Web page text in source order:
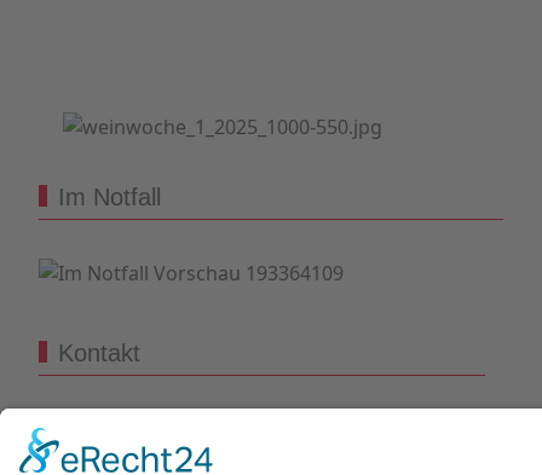
Im Notfall
Kontakt
97274 Leinach